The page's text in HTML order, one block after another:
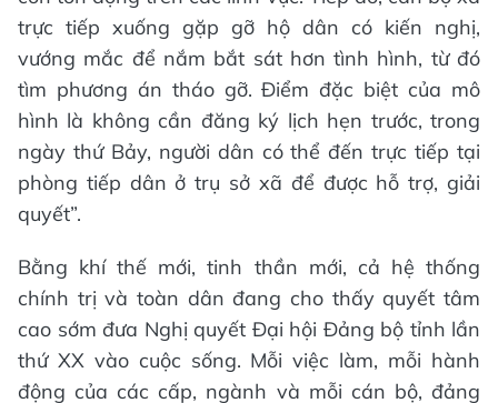
trực tiếp xuống gặp gỡ hộ dân có kiến nghị,
vướng mắc để nắm bắt sát hơn tình hình, từ đó
tìm phương án tháo gỡ. Điểm đặc biệt của mô
hình là không cần đăng ký lịch hẹn trước, trong
ngày thứ Bảy, người dân có thể đến trực tiếp tại
phòng tiếp dân ở trụ sở xã để được hỗ trợ, giải
quyết”.
Bằng khí thế mới, tinh thần mới, cả hệ thống
chính trị và toàn dân đang cho thấy quyết tâm
cao sớm đưa Nghị quyết Đại hội Đảng bộ tỉnh lần
thứ XX vào cuộc sống. Mỗi việc làm, mỗi hành
động của các cấp, ngành và mỗi cán bộ, đảng